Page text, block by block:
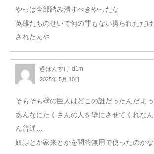
やっぱ全部踏み潰すべきやったな
英雄たちのせいで何の罪もない操られただ
されたんや
@ぽんすけ-d1m
2025年 5月 10日
そもそも壁の巨人はどこの誰だったんだよっ
あんなにたくさんの人を壁にさせてくれな
ん普通…
奴隷とか家来とかを問答無用で使ったのかな